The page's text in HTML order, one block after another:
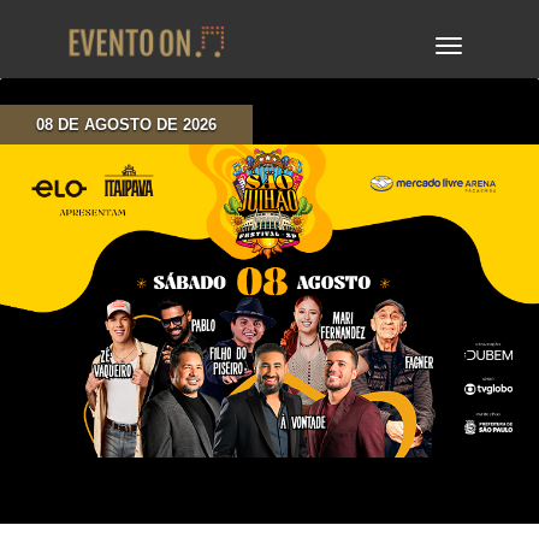
TOGGLE
08 DE AGOSTO DE 2026